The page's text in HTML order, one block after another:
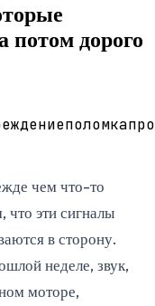
потом дорого
поломка
чем что-то
что эти сигналы
в сторону.
неделе, звук,
моторе,